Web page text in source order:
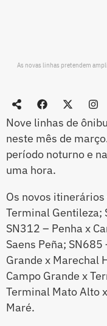
As novas linhas pretendem
Nove linhas de
neste mês de
período noturno e
uma hora.
Os novos itinerários
Terminal Gentileza;
SN312 – Penha x
Saens Peña;
Grande x Marechal
Campo Grande x
Terminal Mato Alto
Maré.